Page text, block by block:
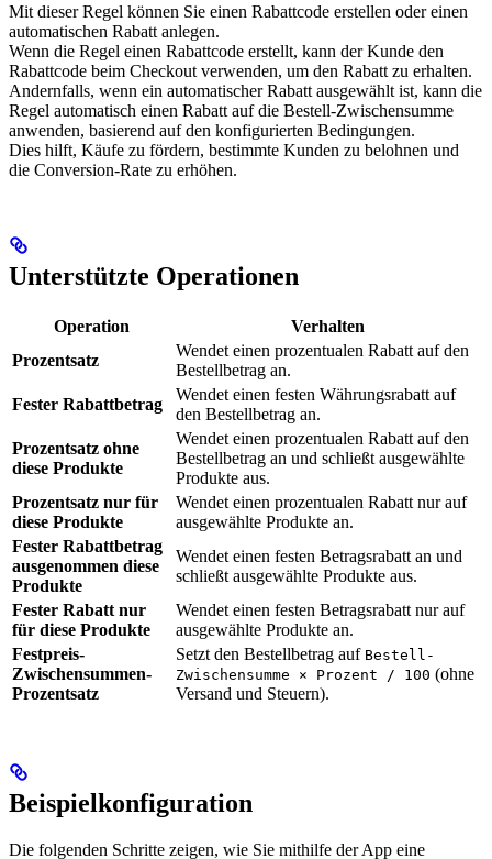
Mit dieser Regel können Sie einen Rabattcode erstellen oder einen
automatischen Rabatt anlegen.
Wenn die Regel einen Rabattcode erstellt, kann der Kunde den
Rabattcode beim Checkout verwenden, um den Rabatt zu erhalten.
Andernfalls, wenn ein automatischer Rabatt ausgewählt ist, kann die
Regel automatisch einen Rabatt auf die Bestell-Zwischensumme
anwenden, basierend auf den konfigurierten Bedingungen.
Dies hilft, Käufe zu fördern, bestimmte Kunden zu belohnen und
die Conversion-Rate zu erhöhen.
Unterstützte Operationen
Operation
Verhalten
Prozentsatz
Wendet einen prozentualen Rabatt auf den
Bestellbetrag an.
Fester Rabattbetrag
Wendet einen festen Währungsrabatt auf
den Bestellbetrag an.
Prozentsatz ohne
diese Produkte
Wendet einen prozentualen Rabatt auf den
Bestellbetrag an und schließt ausgewählte
Produkte aus.
Prozentsatz nur für
diese Produkte
Wendet einen prozentualen Rabatt nur auf
ausgewählte Produkte an.
Fester Rabattbetrag
ausgenommen diese
Produkte
Wendet einen festen Betragsrabatt an und
schließt ausgewählte Produkte aus.
Fester Rabatt nur
für diese Produkte
Wendet einen festen Betragsrabatt nur auf
ausgewählte Produkte an.
Festpreis-
Zwischensummen-
Prozentsatz
Setzt den Bestellbetrag auf Bestell-
Zwischensumme × Prozent / 100 (ohne
Versand und Steuern).
Beispielkonfiguration
Die folgenden Schritte zeigen, wie Sie mithilfe der App eine